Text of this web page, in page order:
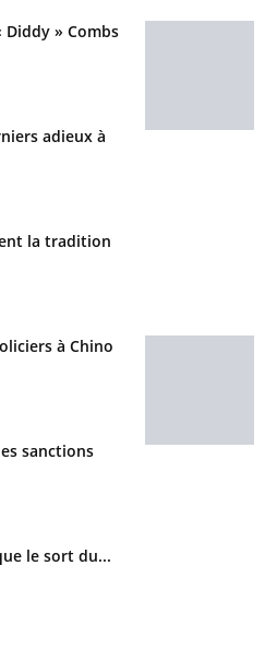
Diddy » Combs
adieux à
la tradition
à Chino
sanctions
le sort du...